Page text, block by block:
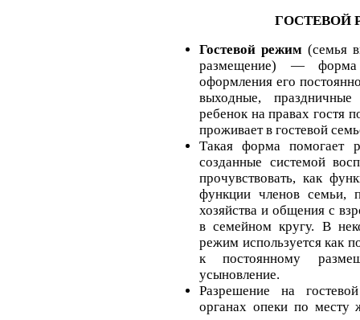
ГОСТЕВОЙ
Гостевой режим (семья
размещение) —
оформления его
выходные,
ребенок на правах гостя
проживает в гостевой
Такая форма помогает
созданные системой
прочувствовать, как
функции членов семьи,
хозяйства и общения с
в семейном кругу. В
режим используется как
к постоянному
усыновление.
Разрешение на
органах опеки по месту